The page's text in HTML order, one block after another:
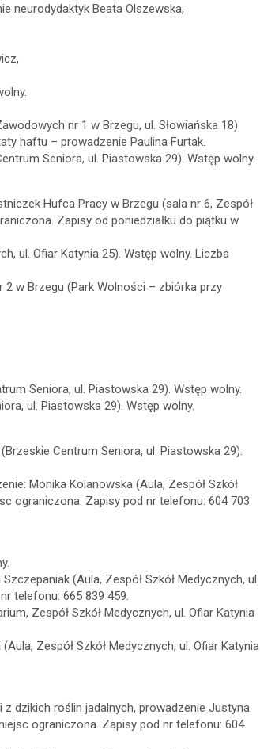
neurodydaktyk Beata Olszewska,
nr 1 w Brzegu, ul. Słowiańska 18).
haftu – prowadzenie Paulina Furtak.
Seniora, ul. Piastowska 29). Wstęp wolny.
Hufca Pracy w Brzegu (sala nr 6, Zespół
Zapisy od poniedziałku do piątku w
ul. Ofiar Katynia 25). Wstęp wolny. Liczba
2 w Brzegu (Park Wolności – zbiórka przy
Seniora, ul. Piastowska 29). Wstęp wolny.
ul. Piastowska 29). Wstęp wolny.
Centrum Seniora, ul. Piastowska 29).
Monika Kolanowska (Aula, Zespół Szkół
ograniczona. Zapisy pod nr telefonu: 604 703
(Aula, Zespół Szkół Medycznych, ul.
telefonu: 665 839 459.
Zespół Szkół Medycznych, ul. Ofiar Katynia
Zespół Szkół Medycznych, ul. Ofiar Katynia
dzikich roślin jadalnych, prowadzenie Justyna
ograniczona. Zapisy pod nr telefonu: 604